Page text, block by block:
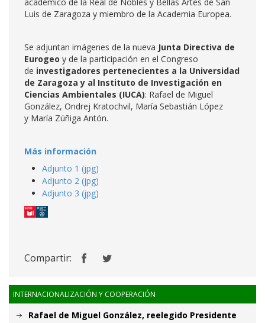
Luis de Zaragoza y miembro de la Academia Europea.
Se adjuntan imágenes de la nueva Junta Directiva de
Eurogeo y de la participación en el Congreso
de investigadores pertenecientes a la Universidad
de Zaragoza y al Instituto de Investigación en
Ciencias Ambientales (IUCA): Rafael de Miguel
González, Ondrej Kratochvil, María Sebastián López
y María Zúñiga Antón.
Más información
Adjunto 1 (jpg)
Adjunto 2 (jpg)
Adjunto 3 (jpg)
Compartir:
INTERNACIONALIZACIÓN Y COOPERACIÓN
Rafael de Miguel González, reelegido Presidente